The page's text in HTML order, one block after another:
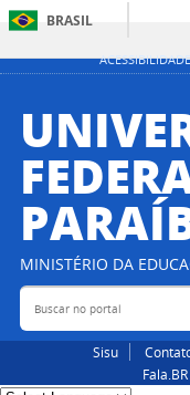
BRASIL
MINISTÉRIO DA
Buscar no portal
Sisu
Fala.BR